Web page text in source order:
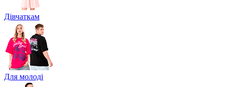
Дівчаткам
Для молоді